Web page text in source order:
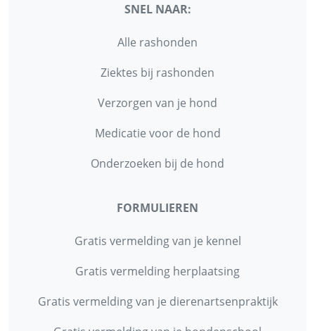
SNEL NAAR:
Alle rashonden
Ziektes bij rashonden
Verzorgen van je hond
Medicatie voor de hond
Onderzoeken bij de hond
FORMULIEREN
Gratis vermelding van je kennel
Gratis vermelding herplaatsing
Gratis vermelding van je dierenartsenpraktijk